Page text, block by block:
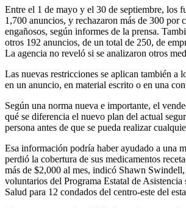
Entre el 1 de mayo y el 30 de septiembre, los
1,700 anuncios, y rechazaron más de 300 por
engañosos, según informes de la prensa.
otros 192 anuncios, de un total de 250, de
La agencia no reveló si se analizaron otros
Las nuevas restricciones se aplican también a
en un anuncio, en material escrito o en una
Según una norma nueva e importante, el
qué se diferencia el nuevo plan del actual
persona antes de que se pueda realizar
Esa información podría haber ayudado a una
perdió la cobertura de sus medicamentos
más de $2,000 al mes, indicó Shawn
voluntarios del Programa Estatal de Asistencia
Salud para 12 condados del centro-este del